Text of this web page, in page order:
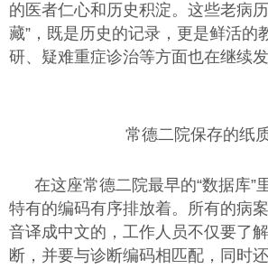
的医者仁心和历史积淀。这些老病
藏”，既是历史的记录，更是鲜活的
研、疑难重症诊治等方面也在继续发
常德二院保存的纸
在这座常德二院最早的“数据库”
特有的编码有序排放着。所有的病
音译成中文的，工作人员不仅要了
断，并要与诊断编码相匹配，同时